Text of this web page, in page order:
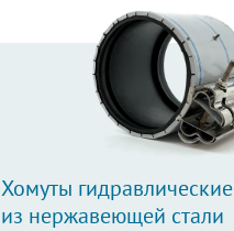
Хомуты гидравлические
из нержавеющей стали